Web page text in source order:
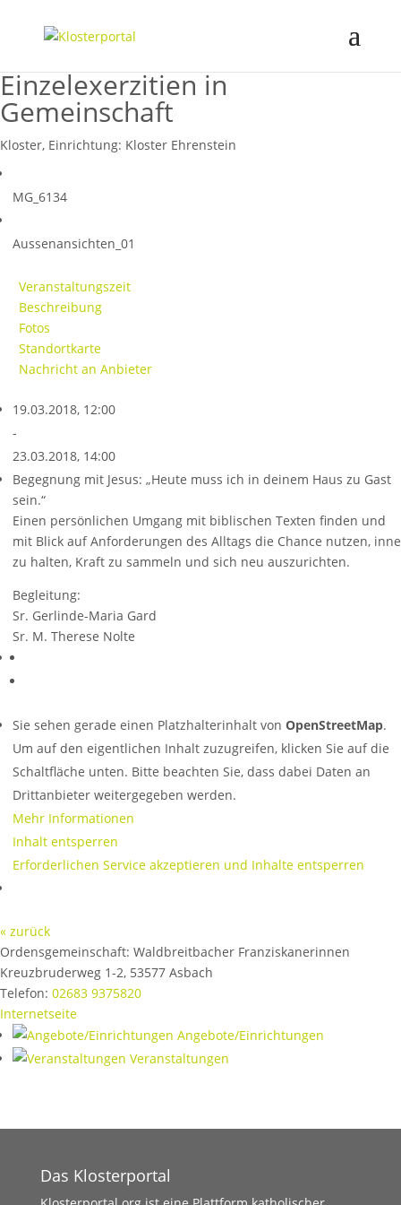
Einzelexerzitien in
Gemeinschaft
Kloster, Einrichtung: Kloster Ehrenstein
MG_6134
Aussenansichten_01
Veranstaltungszeit
Beschreibung
Fotos
Standortkarte
Nachricht an Anbieter
19.03.2018, 12:00
-
23.03.2018, 14:00
Begegnung mit Jesus: „Heute muss ich in deinem Haus zu Gast
sein.“
Einen persönlichen Umgang mit biblischen Texten finden und
mit Blick auf Anforderungen des Alltags die Chance nutzen, inne
zu halten, Kraft zu sammeln und sich neu auszurichten.
Begleitung:
Sr. Gerlinde-Maria Gard
Sr. M. Therese Nolte
Sie sehen gerade einen Platzhalterinhalt von OpenStreetMap.
Um auf den eigentlichen Inhalt zuzugreifen, klicken Sie auf die
Schaltfläche unten. Bitte beachten Sie, dass dabei Daten an
Drittanbieter weitergegeben werden.
Mehr Informationen
Inhalt entsperren
Erforderlichen Service akzeptieren und Inhalte entsperren
« zurück
Ordensgemeinschaft: Waldbreitbacher Franziskanerinnen
Kreuzbruderweg 1-2, 53577 Asbach
Telefon: 02683 9375820
Internetseite
Angebote/Einrichtungen
Veranstaltungen
Das Klosterportal